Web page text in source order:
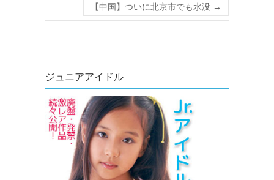
【中国】ついに北京市でも水没 →
ジュニアアイドル